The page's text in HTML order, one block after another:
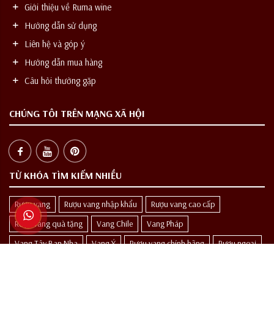
Giới thiệu về Ruma wine
Hướng dẫn sử dụng
Liên hệ và góp ý
Hướng dẫn mua hàng
Câu hỏi thường gặp
CHÚNG TÔI TRÊN MẠNG XÃ HỘI
TỪ KHÓA TÌM KIẾM NHIỀU
Rượu vang Rượu vang nhập khẩu
Rượu vang cao cấp
Rượu vang quà tặng
Vang Chile
Vang Pháp
Vang Tây Ban Nha
Vang Ý Rượu vang chính hãng
Rượu ngoại